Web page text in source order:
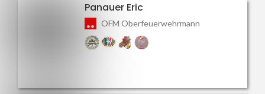
Panauer Eric
OFM Oberfeuerwehrmann